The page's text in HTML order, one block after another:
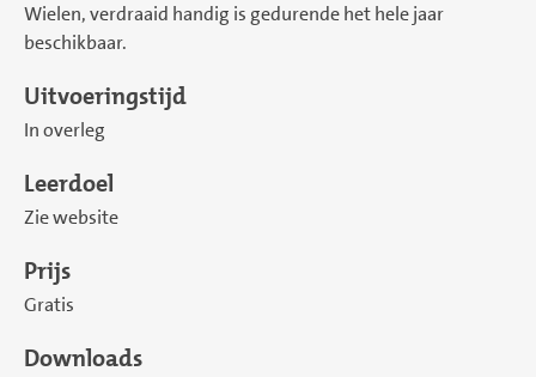
Wielen, verdraaid handig is gedurende het hele jaar
beschikbaar.
Uitvoeringstijd
In overleg
Leerdoel
Zie website
Prijs
Gratis
Downloads